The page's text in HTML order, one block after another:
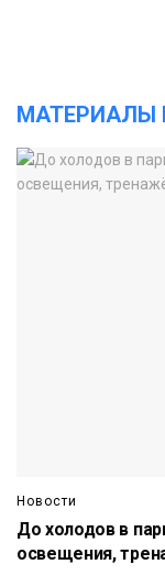
МАТЕРИАЛЫ
Новости
До холодов в
освещения,